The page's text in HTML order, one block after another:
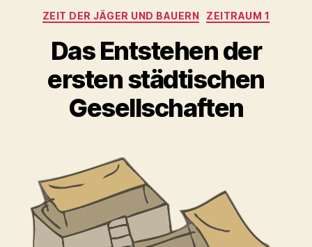
Kategorien
ZEIT DER JÄGER UND BAUERN ZEITRAUM 1
Das Entstehen der
ersten städtischen
Gesellschaften